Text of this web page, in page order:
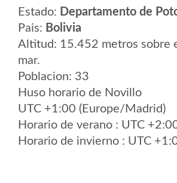
Estado: Departamento de
Pais: Bolivia
Altitud: 15.452 metros sobre
mar.
Poblacion: 33
Huso horario de Novillo
UTC +1:00 (Europe/Madrid)
Horario de verano : UTC
Horario de invierno : UTC